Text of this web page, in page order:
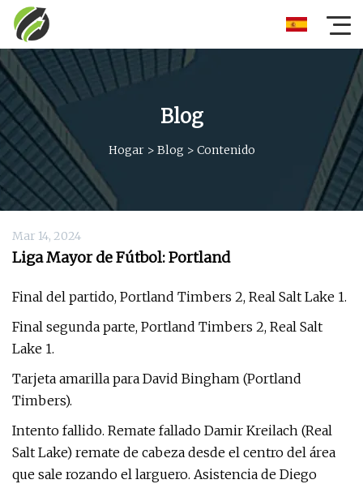
Blog
Hogar> Blog > Contenido
Mar 14, 2024
Liga Mayor de Fútbol: Portland
Final del partido, Portland Timbers 2, Real Salt Lake 1.
Final segunda parte, Portland Timbers 2, Real Salt
Lake 1.
Tarjeta amarilla para David Bingham (Portland
Timbers).
Intento fallido. Remate fallado Damir Kreilach (Real
Salt Lake) remate de cabeza desde el centro del área
que sale rozando el larguero. Asistencia de Diego